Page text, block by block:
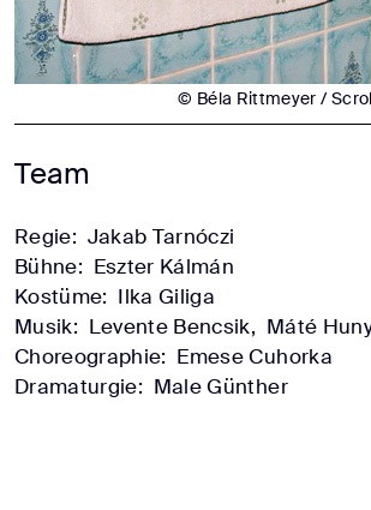
© Béla Rittmeyer /
Team
Regie: Jakab Tarnóczi
Bühne: Eszter Kálmán
Kostüme: Ilka Giliga
Musik: Levente Bencsik, Máté
Choreographie: Emese Cuhorka
Dramaturgie: Male Günther